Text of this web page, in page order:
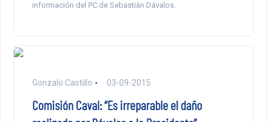
información del PC de Sebastián Dávalos.
Gonzalo Castillo 03-09-2015
Comisión Caval: “Es irreparable el daño